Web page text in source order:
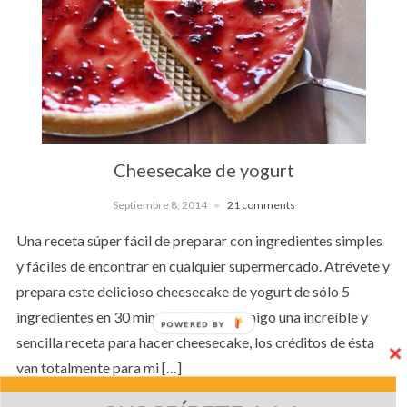
Cheesecake de yogurt
Septiembre 8, 2014 21 comments
Una receta súper fácil de preparar con ingredientes simples
y fáciles de encontrar en cualquier supermercado. Atrévete y
prepara este delicioso cheesecake de yogurt de sólo 5
ingredientes en 30 minutos. Hoy les traigo una increíble y
sencilla receta para hacer cheesecake, los créditos de ésta
van totalmente para mi […]
POWERED BY